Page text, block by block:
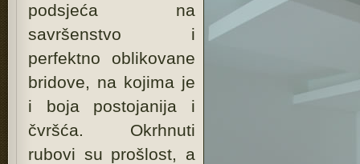
podsjeća na
savršenstvo i
perfektno oblikovane
bridove, na kojima je
i boja postojanija i
čvršća. Okrhnuti
rubovi su prošlost, a